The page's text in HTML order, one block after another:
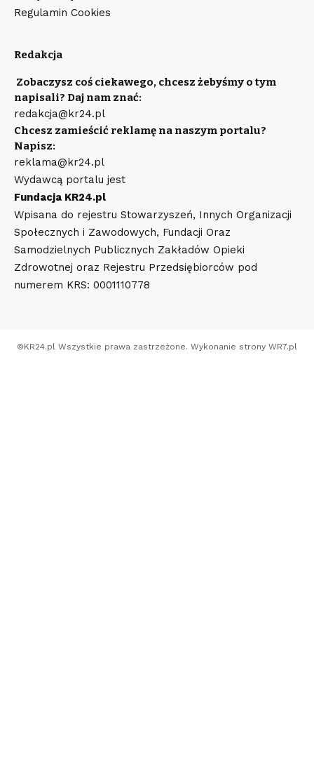
Regulamin Cookies
Redakcja
Zobaczysz coś ciekawego, chcesz żebyśmy o tym
napisali? Daj nam znać:
redakcja@kr24.pl
Chcesz zamieścić reklamę na naszym portalu?
Napisz:
reklama@kr24.pl
Wydawcą portalu jest
Fundacja KR24.pl
Wpisana do rejestru Stowarzyszeń, Innych Organizacji
Społecznych i Zawodowych, Fundacji Oraz
Samodzielnych Publicznych Zakładów Opieki
Zdrowotnej oraz Rejestru Przedsiębiorców pod
numerem KRS: 0001110778
©KR24.pl Wszystkie prawa zastrzeżone. Wykonanie strony WR7.pl